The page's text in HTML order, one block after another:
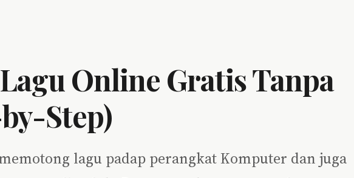
Online Gratis Tanpa
Step)
lagu padap perangkat Komputer dan juga